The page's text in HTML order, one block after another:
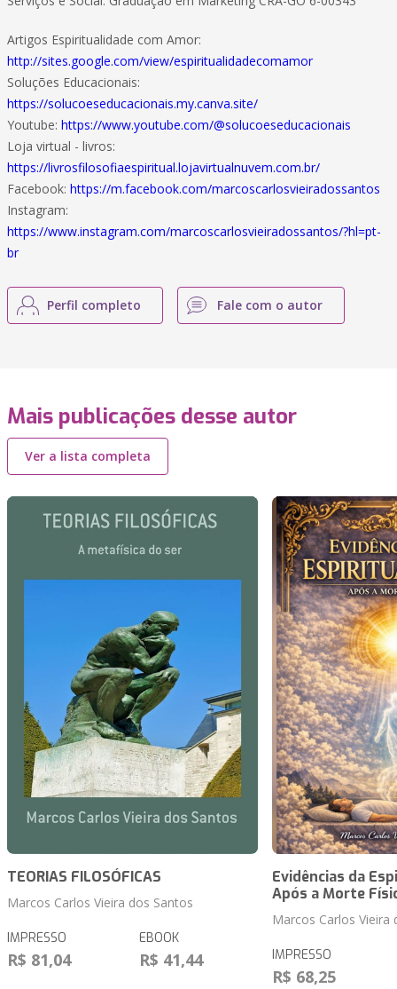
Artigos Espiritualidade com Amor:
http://sites.google.com/view/espiritualidadecomamor
Soluções Educacionais:
https://solucoeseducacionais.my.canva.site/
Youtube: https://www.youtube.com/@solucoeseducacionais
Loja virtual - livros:
https://livrosfilosofiaespiritual.lojavirtualnuvem.com.br/
Facebook: https://m.facebook.com/marcoscarlosvieiradossantos
Instagram:
https://www.instagram.com/marcoscarlosvieiradossantos/?hl=pt-
br
Perfil completo Fale com o autor
Mais publicações desse autor
Ver a lista completa
TEORIAS FILOSÓFICAS
Marcos Carlos Vieira dos Santos
IMPRESSO
R$ 81,04
EBOOK
R$ 41,44
Evidências da
Após a Morte
Marcos Carlos Vieira
IMPRESSO
R$ 68,25